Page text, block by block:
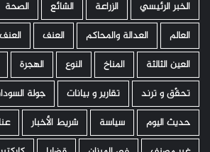
الخبر الرئيسي
الزراعة الشائع الصحة
العالم
العدالة والمحاكم العنف
العين الثالثة
المناخ النوع الهجرة
تحقّق و ترند
تقارير و بيانات
جولة
حديث اليوم
سياسة شريط الأخبار